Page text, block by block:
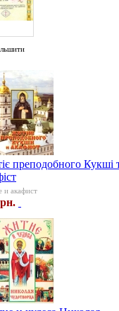
преподобного Кукші
и акафист